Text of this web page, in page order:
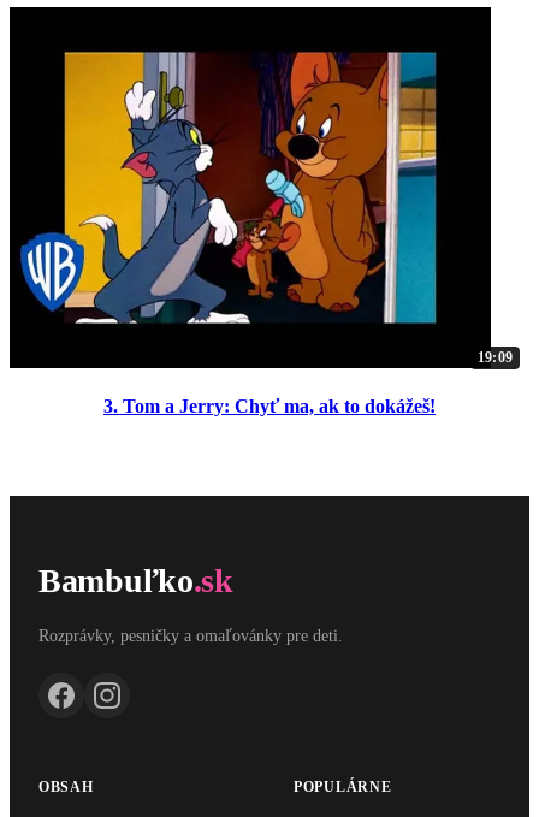
19:09
3. Tom a Jerry: Chyť ma, ak to dokážeš!
Bambuľko.sk
Rozprávky, pesničky a omaľovánky pre deti.
OBSAH POPULÁRNE